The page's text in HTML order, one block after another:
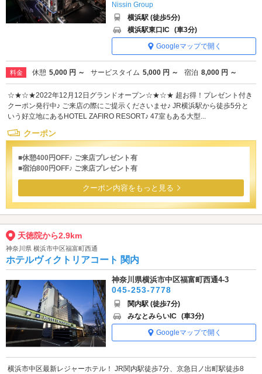
Nissin Group
横浜駅 (徒歩5分)
横浜駅東口IC (車3分)
Googleマップで開く
料金 休憩 5,000 円 ～ サービスタイム 5,000 円 ～ 宿泊 8,000 円 ～
☆★☆★2022年12月12日グランドオープン☆★☆★ 超お得！プレゼント付き
クーポン発行中♪ ご来店の際にご提示くださいませ♪ JR横浜駅から徒歩5分と
いう好立地にあるHOTEL ZAFIRO RESORT♪ 47室もある大型...
クーポン
■休憩400円OFF♪ ご来店プレゼント有
■宿泊800円OFF♪ ご来店プレゼント有
クーポン内容をもっと見る
天徳院から2.9km
神奈川県 横浜市中区福富町西通
ホテルヴィクトリアコート 関内
神奈川県横浜市中区福富町西通4-3
045-253-7778
関内駅 (徒歩7分)
みなとみらいIC (車3分)
Googleマップで開く
横浜市中区最新レジャーホテル！ JR関内駅徒歩7分、京急日ノ出町駅徒歩8